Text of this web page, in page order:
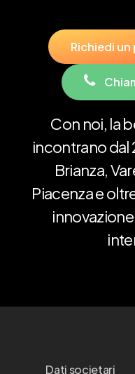
Richiedi un
Chia
Con noi, la
incontranodal
Brianza,
Piacenzae
innovazione
Dati societari